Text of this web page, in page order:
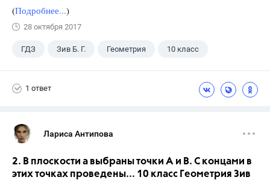
(Подробнее...)
28 октября 2017
ГДЗ Зив Б. Г. Геометрия 10 класс
1 ответ
Лариса Антипова
2. В плоскости а выбраны точки А и В. С концами в
этих точках проведены... 10 класс Геометрия Зив